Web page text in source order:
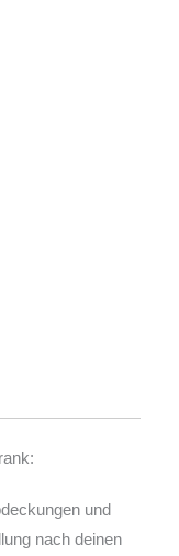
und
nach deinen